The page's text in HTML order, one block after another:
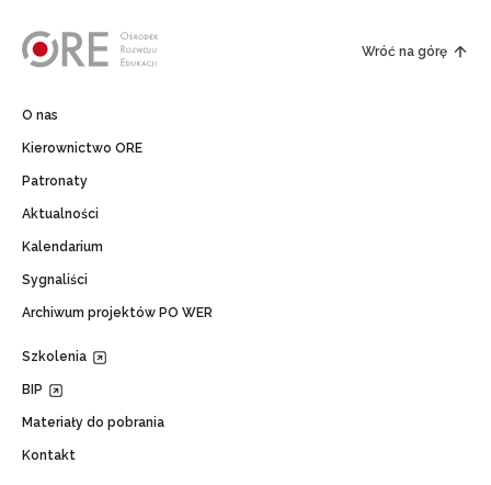
Wróć na górę
O nas
Kierownictwo ORE
Patronaty
Aktualności
Kalendarium
Sygnaliści
Archiwum projektów PO WER
Szkolenia
BIP
Materiały do pobrania
Kontakt